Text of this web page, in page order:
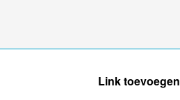
Link toevoegen